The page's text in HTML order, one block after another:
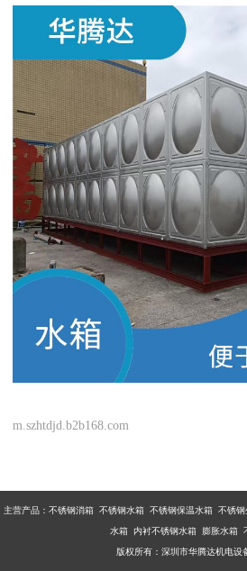
m.szhtdjd.b2b168.com
主营产品：不锈钢消箱 不锈钢水箱 不锈钢保温水箱 不锈
水箱 内衬不锈钢水箱 膨胀水箱
版权所有：深圳市华腾达机电设